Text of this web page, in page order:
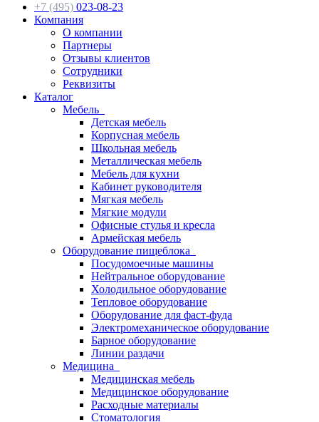
+7 (495) 023-08-23
Компания
О компании
Партнеры
Отзывы клиентов
Сотрудники
Реквизиты
Каталог
Мебель
Детская мебель
Корпусная мебель
Школьная мебель
Металлическая мебель
Мебель для кухни
Кабинет руководителя
Мягкая мебель
Мягкие модули
Офисные стулья и кресла
Армейская мебель
Оборудование пищеблока
Посудомоечные машины
Нейтральное оборудование
Холодильное оборудование
Тепловое оборудование
Оборудование для фаст-фуда
Электромеханическое оборудование
Барное оборудование
Линии раздачи
Медицина
Медицинская мебель
Медицинское оборудование
Расходные материалы
Стоматология